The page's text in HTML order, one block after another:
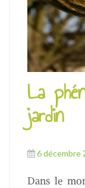
La
jardin
6 décembre
Dans le